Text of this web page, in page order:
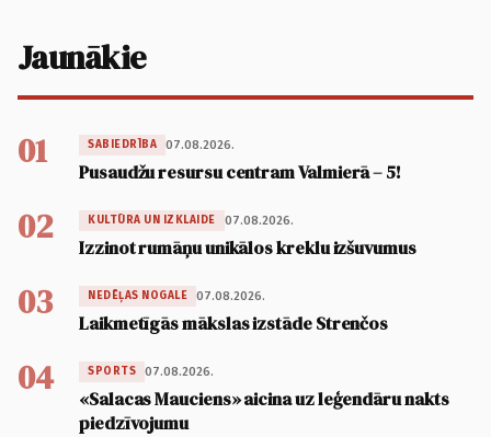
Jaunākie
01 SABIEDRĪBA 07.08.2026.
Pusaudžu resursu centram Valmierā – 5!
02 KULTŪRA UN IZKLAIDE 07.08.2026.
Izzinot rumāņu unikālos kreklu izšuvumus
03 NEDĒĻAS NOGALE 07.08.2026.
Laikmetīgās mākslas izstāde Strenčos
04 SPORTS 07.08.2026.
«Salacas Mauciens» aicina uz leģendāru nakts
piedzīvojumu